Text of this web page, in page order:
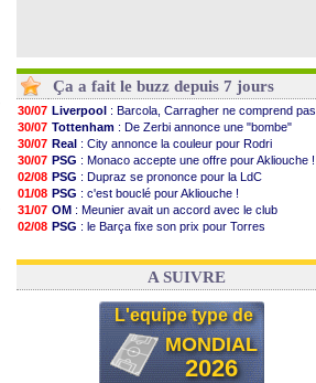
Ça a fait le buzz depuis 7 jours
30/07 Liverpool : Barcola, Carragher ne comprend pas
30/07 Tottenham : De Zerbi annonce une "bombe"
30/07 Real : City annonce la couleur pour Rodri
30/07 PSG : Monaco accepte une offre pour Akliouche !
02/08 PSG : Dupraz se prononce pour la LdC
01/08 PSG : c'est bouclé pour Akliouche !
31/07 OM : Meunier avait un accord avec le club
02/08 PSG : le Barça fixe son prix pour Torres
03/08 FIFA: Infantino sollicite Trump
A SUIVRE
L'equipe type de
MONDIAL
2026